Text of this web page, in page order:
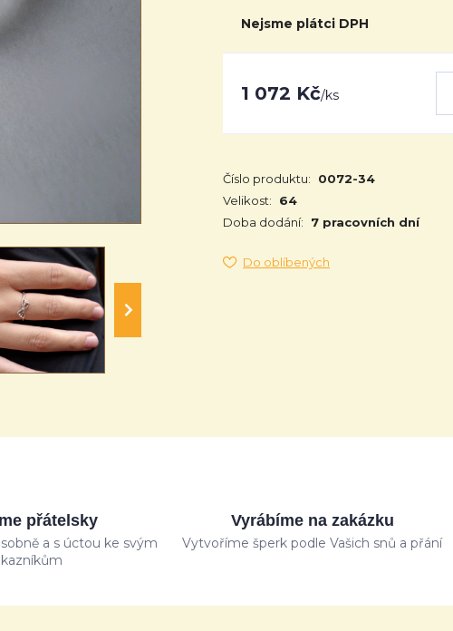
Nejsme plátci DPH
1 072 Kč/ks
Číslo produktu: 0072-34
Velikost:
64
Doba dodání:
7 pracovních dní
Do oblíbených
přátelsky
a s úctou ke svým
Vyrábíme na zakázku
Vytvoříme šperk podle Vašich snů a přání